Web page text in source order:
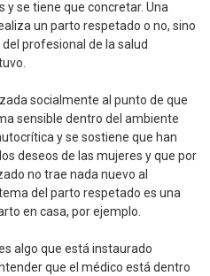
se tiene que concretar. Una
un parto respetado o no, sino
profesional de la salud
socialmente al punto de que
sensible dentro del ambiente
y se sostiene que han
deseos de las mujeres y que por
no trae nada nuevo al
del parto respetado es una
en casa, por ejemplo.
algo que está instaurado
que el médico está dentro